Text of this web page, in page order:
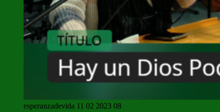
esperanzadevida 11 02 2023 08